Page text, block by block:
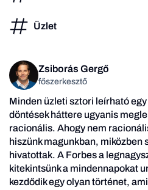
Üzlet
Zsiborás Gergő
főszerkesztő
Minden üzleti sztori leírható
döntések háttere ugyanis
racionális. Ahogy nem
hiszünk magunkban, miközben
hivatottak. A Forbes a
kitekintsünk a mindennapokat
kezdődik egy olyan történet,